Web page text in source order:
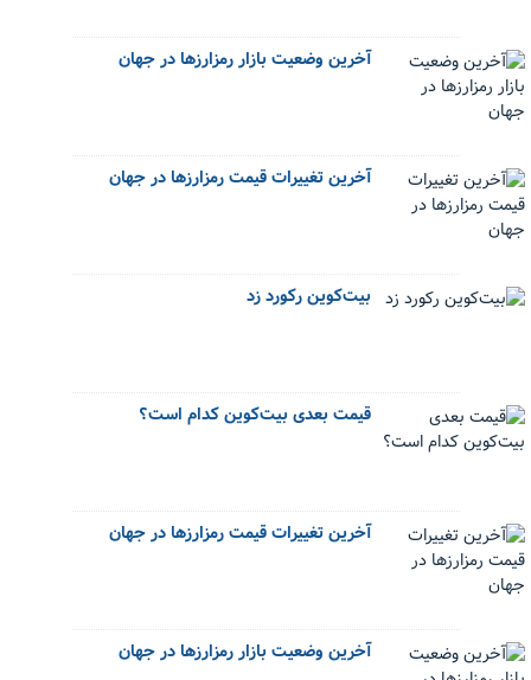
آخرین وضعیت بازار رمزارزها در جهان
آخرین تغییرات قیمت رمزارزها در جهان
بیت‌کوین رکورد زد
قیمت بعدی بیت‌کوین کدام است؟
آخرین تغییرات قیمت رمزارزها در جهان
آخرین وضعیت بازار رمزارزها در جهان